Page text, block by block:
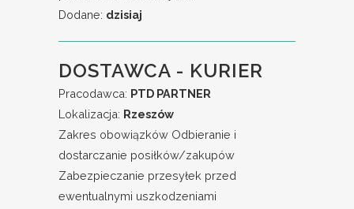
Dodane: dzisiaj
DOSTAWCA - KURIER
Pracodawca: PTD PARTNER
Lokalizacja: Rzeszów
Zakres obowiązków Odbieranie i
dostarczanie posiłków/zakupów
Zabezpieczanie przesyłek przed
ewentualnymi uszkodzeniami